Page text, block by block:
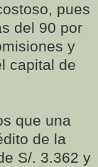
pues
del 90 por
y
capital de
que una
de la
S/. 3.362 y